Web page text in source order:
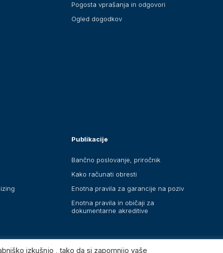
Pogosta vprašanja in odgovori
Ogled dogodkov
Publikacije
Bančno poslovanje, priročnik
Kako računati obresti
Enotna pravila za garancije na poziv
Enotna pravila in običaji za
dokumentarne akreditive
izkušnjo , tako da si zapomnijo vaše